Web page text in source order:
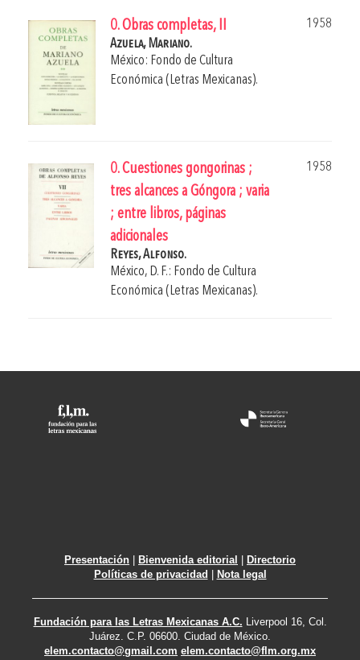
0. Obras completas, II
1958
Azuela, Mariano.
México: Fondo de Cultura
Económica (Letras Mexicanas).
0. Cuestiones gongorinas ;
tres alcances a Góngora ; varia
; entre libros, páginas
adicionales
1958
Reyes, Alfonso.
México, D. F.: Fondo de Cultura
Económica (Letras Mexicanas).
Presentación Bienvenida editorial
Directorio
Políticas de privacidad
Nota legal
Fundación para las Letras Mexicanas A.C. Liverpool 16, Col.
Juárez. C.P. 06600. Ciudad de México.
elem.contacto@gmail.com elem.contacto@flm.org.mx